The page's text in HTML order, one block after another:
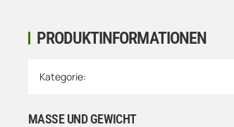
PRODUKTINFORMATIONEN
Produkteigenschaft
Wert
Kategorie:
MASSE UND GEWICHT